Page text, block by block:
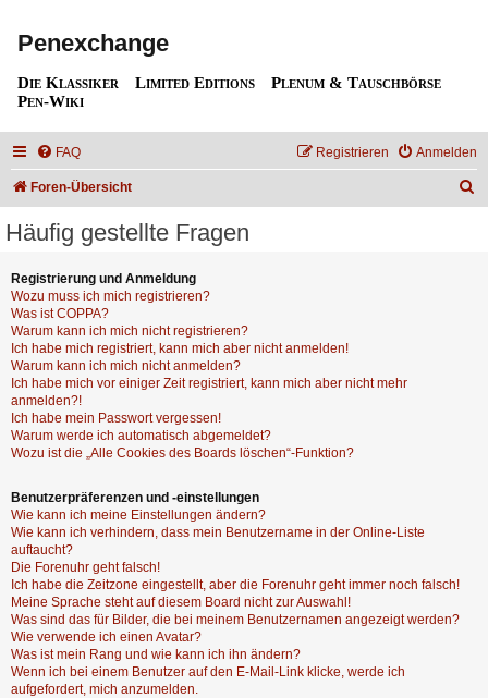
Penexchange
Die Klassiker Limited Editions
Plenum & Tauschbörse
Pen-Wiki
FAQ Anmelden
Registrieren
Foren-Übersicht
Häufig gestellte Fragen
Registrierung und Anmeldung
Wozu muss ich mich registrieren?
Was ist COPPA?
Warum kann ich mich nicht registrieren?
Ich habe mich registriert, kann mich aber nicht anmelden!
Warum kann ich mich nicht anmelden?
Ich habe mich vor einiger Zeit registriert, kann mich aber nicht mehr
anmelden?!
Ich habe mein Passwort vergessen!
Warum werde ich automatisch abgemeldet?
Wozu ist die „Alle Cookies des Boards löschen“-Funktion?
Benutzerpräferenzen und -einstellungen
Wie kann ich meine Einstellungen ändern?
Wie kann ich verhindern, dass mein Benutzername in der Online-Liste
auftaucht?
Die Forenuhr geht falsch!
Ich habe die Zeitzone eingestellt, aber die Forenuhr geht immer noch falsch!
Meine Sprache steht auf diesem Board nicht zur Auswahl!
Was sind das für Bilder, die bei meinem Benutzernamen angezeigt werden?
Wie verwende ich einen Avatar?
Was ist mein Rang und wie kann ich ihn ändern?
Wenn ich bei einem Benutzer auf den E-Mail-Link klicke, werde ich
aufgefordert, mich anzumelden.